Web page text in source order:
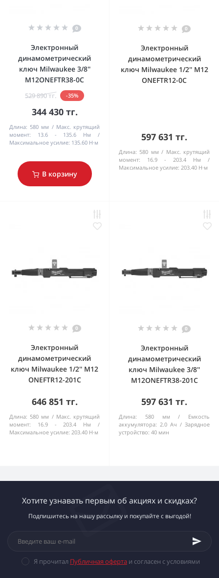
0
Электронный
динамометрический
ключ Milwaukee 3/8''
M12ONEFTR38-0C
529 890 тг. -35%
344 430 тг.
Длина: 580 мм
Макс. крутящий
момент:
13.6 - 135.6 Нм
Максимальное усилие: 135.60 Н·м
В корзину
0
Электронный
динамометрический
ключ Milwaukee 1/2'' M12
ONEFTR12-0C
597 631 тг.
Длина: 580 мм
Макс. крутящий
момент:
16.9 - 203.4 Нм
Максимальное усилие: 203.40 Н·м
0
Электронный
динамометрический
ключ Milwaukee 1/2'' M12
ONEFTR12-201C
646 851 тг.
Длина: 580 мм
Макс. крутящий
момент:
16.9 - 203.4 Нм
Максимальное усилие: 203.40 Н·м
0
Электронный
динамометрический
ключ Milwaukee 3/8''
M12ONEFTR38-201C
597 631 тг.
Длина: 580 мм
Емкость
аккумулятора: 2.0 Ач
Зарядное
устройство: 40 мин
Хотите узнавать первым об акциях и скидках?
Подпишитесь на нашу рассылку и покупайте с выгодой!
Я прочитал Публичная оферта и согласен с условиями